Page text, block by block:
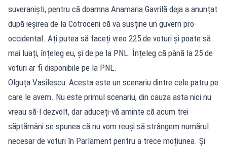
suveraniști, pentru că doamna Anamaria Gavrilă deja a anunțat
după ieșirea de la Cotroceni că va susține un guvern pro-
occidental. Ați putea să faceți vreo 225 de voturi și poate să
mai luați, înțeleg eu, și de pe la PNL. Înțeleg că până la 25 de
voturi ar fi disponibile pe la PNL.
Olguța Vasilescu: Acesta este un scenariu dintre cele patru pe
care le avem. Nu este primul scenariu, din cauza asta nici nu
vreau să-l dezvolt, dar aduceți-vă aminte că acum trei
săptămâni se spunea că nu vom reuși să strângem numărul
necesar de voturi în Parlament pentru a trece moțiunea. Și